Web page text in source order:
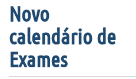
u
s
a
A
Novo
calendário de
Exames